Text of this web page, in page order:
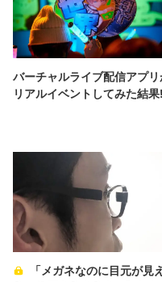
バーチャルライブ配信アプリ
リアルイベントしてみた結
「メガネなのに目元が見え